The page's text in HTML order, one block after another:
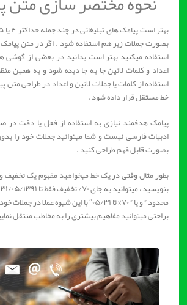
بصورت جملات زیر هم استفاده شود . اگر در متن پیامک از
استفاده میکنید بهتر است بدانید در بعضی از گوشی
اعداد و کلمات لاتین جا به جا دیده شود و به همین
استفاده از کلمات یا جملات لاتین و اعداد در طراحی متن
خط مستقل قرار داده شود .
پیامک هدفمند نیازی به استفاده از فعل یا دقت در
ادبیات فارسی نیست و شما میتوانید جملات خود را بدون
بصورت قابل فهم طراحی کنید .
بطور مثال وقتی در یک خط میخواهید مفهوم یک تخفیف
محدود ” و یا ” ۷۰% تا ۰۵/۳۱″ با این شیوه عملا
براحتی میتوانید مفاهیم بیشتری را به مخاطب منتقل